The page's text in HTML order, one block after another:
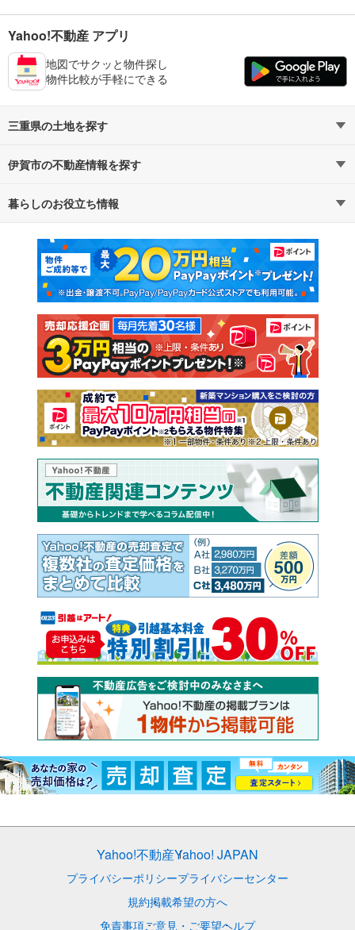
Yahoo!不動産 アプリ
地図でサクッと物件探し
物件比較が手軽にできる
三重県の土地を探す
路線・駅から探す
通勤・通学時間から探す
伊賀市の不動産情報を探す
不動産・住宅
新築マンション 中古マンション
新築一戸建て 中古一戸建て
注文住宅 土地
売却査定
暮らしのお役立ち情報
マンションカタログ 教えて！住まいの先生
Yahoo!不動産Yahoo! JAPAN
プライバシーポリシープライバシーセンター
規約掲載希望の方へ
免責事項ご意見・ご要望ヘルプ